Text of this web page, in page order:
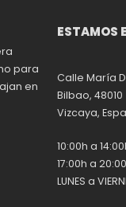
para
en
ESTAMOS
Calle María
Bilbao, 48010
Vizcaya,
10:00h a
17:00h a
LUNES a